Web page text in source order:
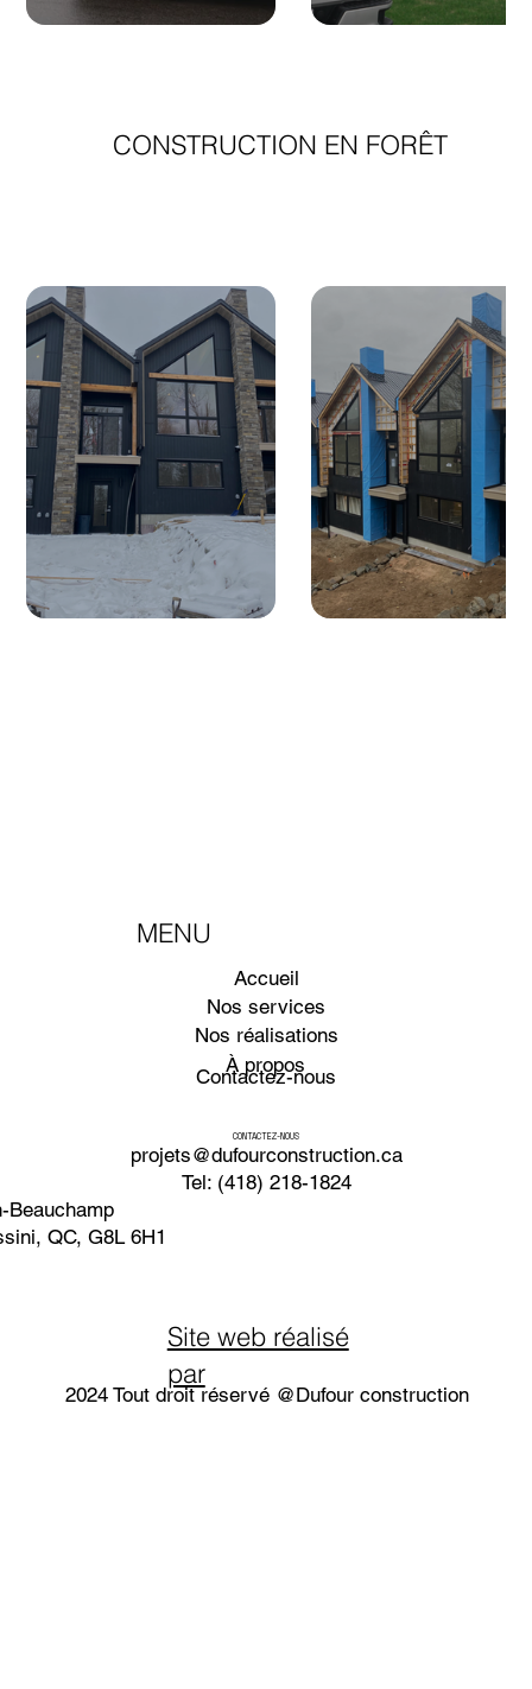
CONSTRUCTION EN FORÊT
MENU
Accueil
Nos services
Nos réalisations
À propos
Contactez-nous
CONTACTEZ-NOUS
projets@dufourconstruction.ca
Tel: (418) 218-1824
Beauchamp
QC, G8L 6H1
Site web réalisé
par
2024 Tout droit réservé @Dufour construction